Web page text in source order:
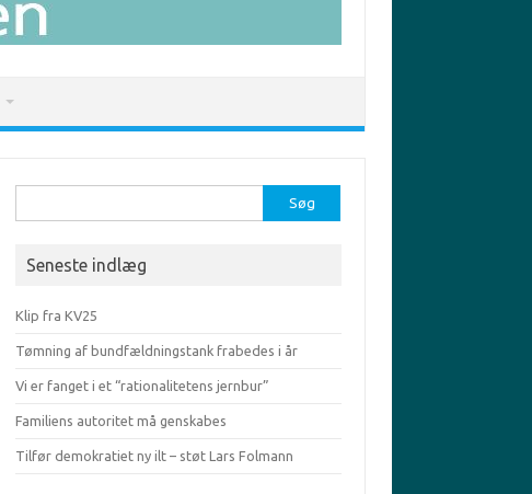
efter:
Seneste indlæg
Klip fra KV25
Tømning af bundfældningstank frabedes i år
Vi er fanget i et “rationalitetens jernbur”
Familiens autoritet må genskabes
Tilfør demokratiet ny ilt – støt Lars Folmann